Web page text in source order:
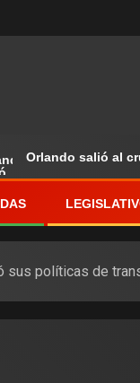
Orlando salió al
sus políticas de